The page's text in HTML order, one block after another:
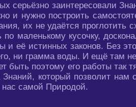
серьёзно заинтересовали
и нужно построить
их не удаётся
маленькому кусочку,
и её истинных законов. Без
ни грамма воды. И ещё там
быть поэтому его работы
Знаний, который позволит
самой Природой.